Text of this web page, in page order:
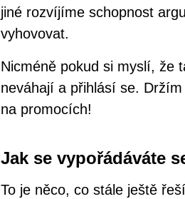
jiné rozvíjíme schopnost
vyhovovat.
Nicméně pokud si myslí, že
neváhají a přihlásí se.
na promocích!
Jak se vypořádáváte
To je něco, co stále ještě